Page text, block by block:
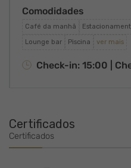
Bardot, fascina
conforto e atenção nos
cuidado e
Comodidades
Café da manhã
Lounge bar
Piscina ver mais
Check-in: 15:00 |
Certificados
Certificados